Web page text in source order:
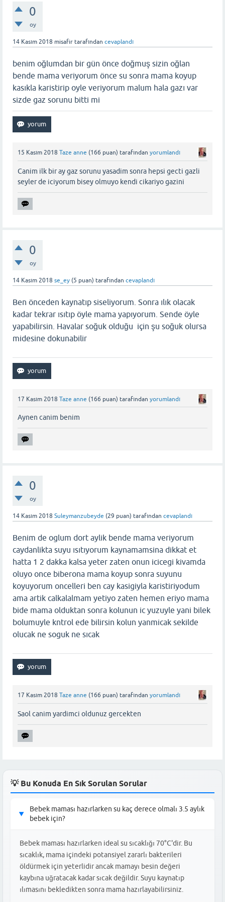
0
oy
14 Kasım 2018 misafir tarafından cevaplandı
benim oğlumdan bir gün önce doğmuş sizin oğlan
bende mama veriyorum önce su sonra mama koyup
kasıkla karistirip oyle veriyorum malum hala gazı var
sizde gaz sorunu bitti mi
15 Kasım 2018 Taze anne (166 puan) tarafından yorumlandı
Canim ilk bir ay gaz sorunu yasadim sonra hepsi gecti gazli
seyler de iciyorum bisey olmuyo kendi cikariyo gazini
0
oy
14 Kasım 2018 se_ey (5 puan) tarafından cevaplandı
Ben önceden kaynatıp siseliyorum. Sonra ılık olacak
kadar tekrar ısıtıp öyle mama yapıyorum. Sende öyle
yapabilirsin. Havalar soğuk olduğu için şu soğuk olursa
midesine dokunabilir
17 Kasım 2018 Taze anne (166 puan) tarafından yorumlandı
Aynen canim benim
0
oy
14 Kasım 2018 Suleymanzubeyde (29 puan) tarafından cevaplandı
Benim de oglum dort aylik bende mama veriyorum
caydanlikta suyu ısıtıyorum kaynamamsina dikkat et
hatta 1 2 dakka kalsa yeter zaten onun icicegi kivamda
oluyo once biberona mama koyup sonra suyunu
koyuyorum oncelleri ben cay kasigiyla karistiriyodum
ama artik calkalalmam yetiyo zaten hemen eriyo mama
bide mama olduktan sonra kolunun ic yuzuyle yani bilek
bolumuyle kntrol ede bilirsin kolun yanmicak sekilde
olucak ne soguk ne sıcak
17 Kasım 2018 Taze anne (166 puan) tarafından yorumlandı
Saol canim yardimci oldunuz gercekten
💡 Bu Konuda En Sık Sorulan Sorular
▶
Bebek maması hazırlarken su kaç derece olmalı 3.5 aylık
bebek için?
Bebek maması hazırlarken ideal su sıcaklığı 70°C'dir. Bu
sıcaklık, mama içindeki potansiyel zararlı bakterileri
öldürmek için yeterlidir ancak mamayı besin değeri
kaybına uğratacak kadar sıcak değildir. Suyu kaynatıp
ılımasını bekledikten sonra mama hazırlayabilirsiniz.